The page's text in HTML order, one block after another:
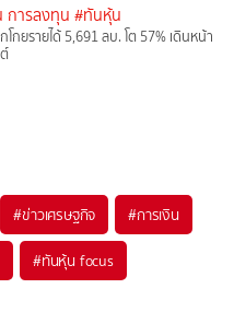
การลงทุน #ทันหุ้น
โกยรายได้ 5,691 ลบ. โต 57% เดินหน้า
#ข่าวเศรษฐกิจ #การเงิน
#ทันหุ้น focus